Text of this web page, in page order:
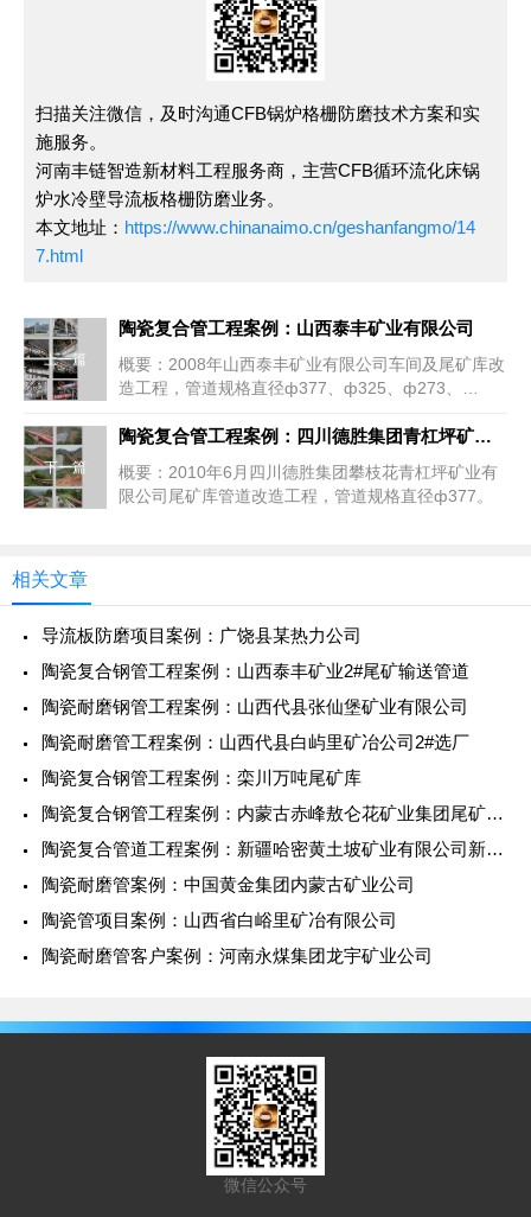
扫描关注微信，及时沟通CFB锅炉格栅防磨技术方案和实
施服务。
河南丰链智造新材料工程服务商，主营CFB循环流化床锅
炉水冷壁导流板格栅防磨业务。
本文地址： https://www.chinanaimo.cn/geshanfangmo/14
7.html
上一篇
陶瓷复合管工程案例：山西泰丰矿业有限公司
概要：2008年山西泰丰矿业有限公司车间及尾矿库改
造工程，管道规格直径ф377、ф325、ф273、
下一篇
陶瓷复合管工程案例：四川德胜集团青杠坪矿业公司
概要：2010年6月四川德胜集团攀枝花青杠坪矿业有
限公司尾矿库管道改造工程，管道规格直径ф377。
相关文章
导流板防磨项目案例：广饶县某热力公司
陶瓷复合钢管工程案例：山西泰丰矿业2#尾矿输送管道
陶瓷耐磨钢管工程案例：山西代县张仙堡矿业有限公司
陶瓷耐磨管工程案例：山西代县白屿里矿冶公司2#选厂
陶瓷复合钢管工程案例：栾川万吨尾矿库
陶瓷复合钢管工程案例：内蒙古赤峰敖仑花矿业集团尾矿库管道改造工程
陶瓷复合管道工程案例：新疆哈密黄土坡矿业有限公司新建项目
陶瓷耐磨管案例：中国黄金集团内蒙古矿业公司
陶瓷管项目案例：山西省白峪里矿冶有限公司
陶瓷耐磨管客户案例：河南永煤集团龙宇矿业公司
微信公众号